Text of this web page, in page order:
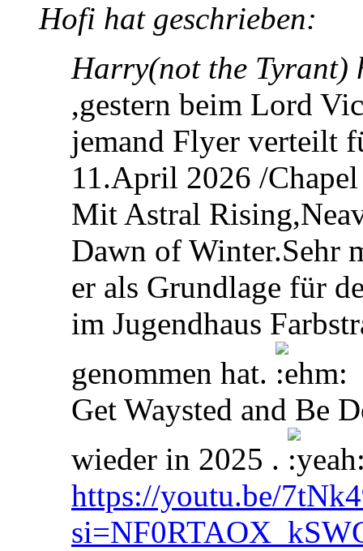
Hofi hat geschrieben:
Harry(not the Tyrant)
,gestern beim Lord
jemand Flyer verteilt
11.April 2026 /Chapel
Mit Astral
Dawn of Winter.Sehr
er als Grundlage für
im Jugendhaus
genommen hat.
Get Waysted and Be
wieder in 2025 .
https://youtu.be/